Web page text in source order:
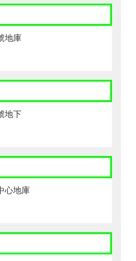
地庫
地下
心地庫